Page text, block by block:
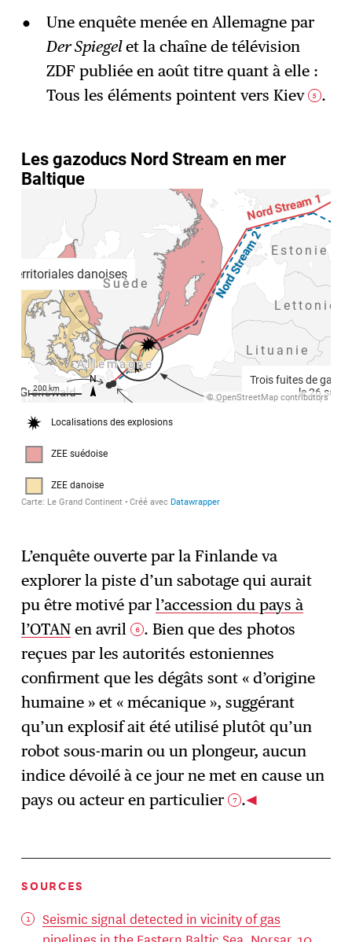
Une enquête menée en Allemagne par
Der Spiegelet la chaîne de télévision
ZDF publiée en août titre quant à elle :
Tous les éléments pointent vers Kiev 5 .
L’enquête ouverte par la Finlande va
explorer la piste d’un sabotage qui aurait
pu être motivé parl’accession du pays à
l’OTAN en avril 6 . Bien que des photos
reçues par les autorités estoniennes
confirment que les dégâts sont « d’origine
humaine » et « mécanique », suggérant
qu’un explosif ait été utilisé plutôt qu’un
robot sous-marin ou un plongeur, aucun
indice dévoilé à ce jour ne met en cause un
pays ou acteur en particulier 7 .
SOURCES
Seismic signal detected in vicinity of gas